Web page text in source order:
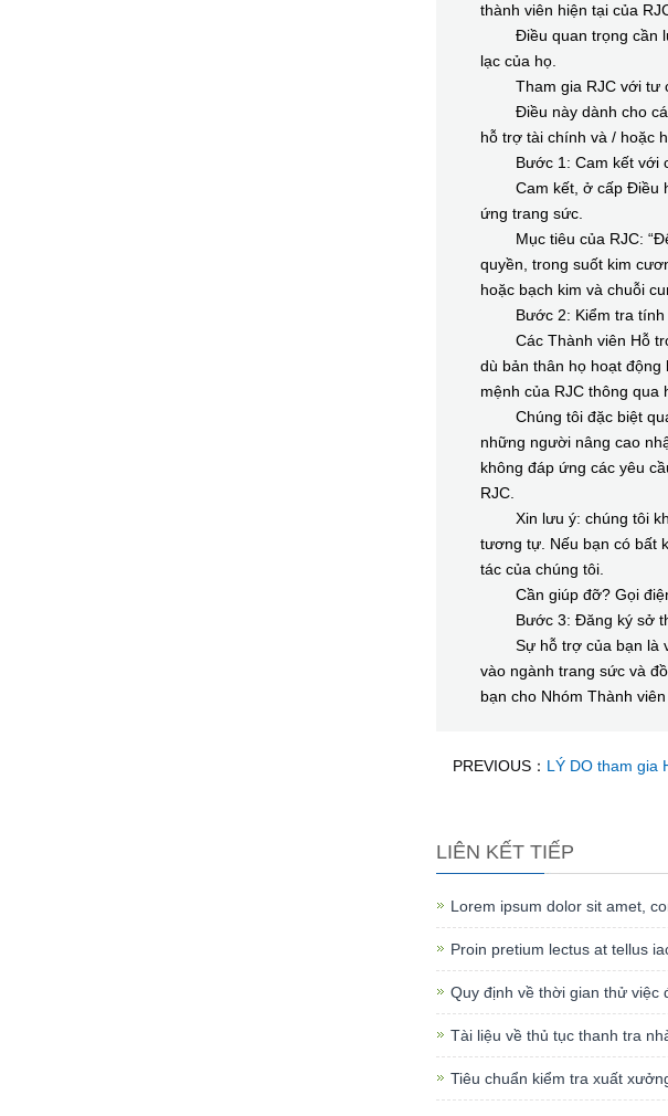
thành viên hiện tại của
Điều quan trọng cần lưu
lạc của họ.
Tham gia RJC với tư
Điều này dành cho các
hỗ trợ tài chính và / hoặc
Bước 1: Cam kết với
Cam kết, ở cấp Điều
ứng trang sức.
Mục tiêu của RJC: “Để
quyền, trong suốt kim
hoặc bạch kim và chuỗi
Bước 2: Kiểm tra tính
Các Thành viên Hỗ trợ
dù bản thân họ hoạt
mệnh của RJC thông qua
Chúng tôi đặc biệt
những người nâng cao
không đáp ứng các yêu
RJC.
Xin lưu ý: chúng tôi
tương tự. Nếu bạn có bất
tác của chúng tôi.
Cần giúp đỡ? Gọi điện
Bước 3: Đăng ký sở
Sự hỗ trợ của bạn là vô
vào ngành trang sức và
bạn cho Nhóm Thành
PREVIOUS： LÝ DO tham gia
LIÊN KẾT TIẾP
Lorem ipsum dolor sit amet,
Proin pretium lectus at tellus
Quy định về thời gian thử việc
Tài liệu về thủ tục thanh tra
Tiêu chuẩn kiểm tra xuất